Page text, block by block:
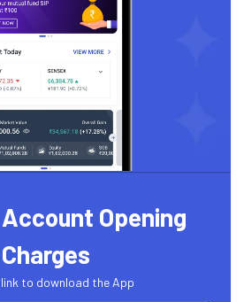
Opening
Charges
to download the App